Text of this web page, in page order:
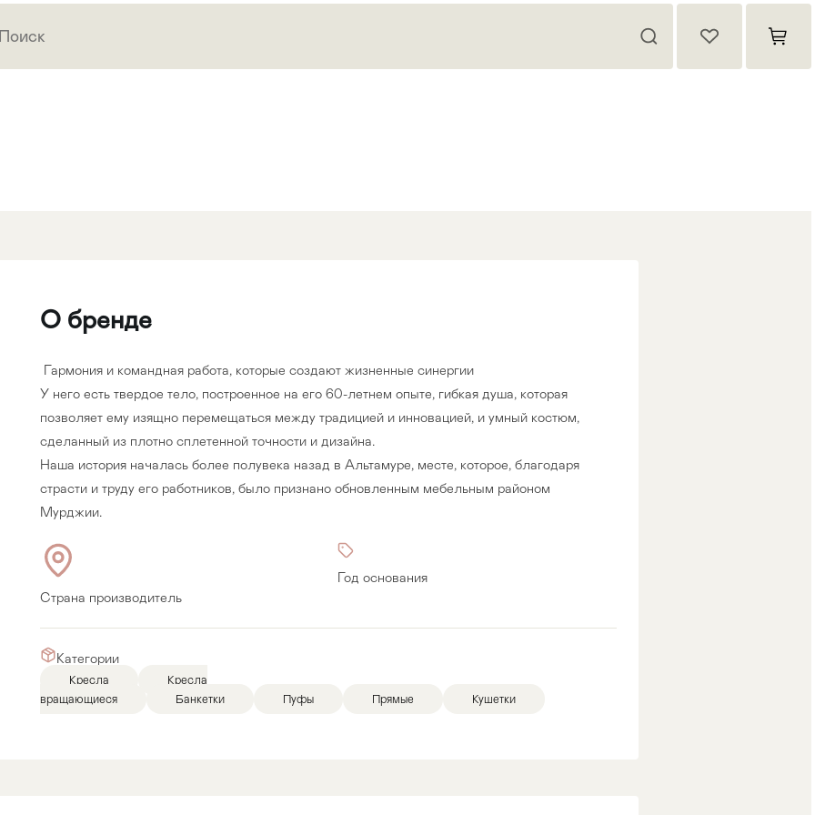
Прихожая
О бренде
Гармония и командная работа, которые создают жизненные синергии
У него есть твердое тело, построенное на его 60-летнем опыте, гибкая душа, которая
позволяет ему изящно перемещаться между традицией и инновацией, и умный костюм,
сделанный из плотно сплетенной точности и дизайна.
Наша история началась более полувека назад в Альтамуре, месте, которое, благодаря
страсти и труду его работников, было признано обновленным мебельным районом
Мурджии.
Страна производитель
Год основания
Категории
Кресла
Кресла
вращающиеся
Банкетки Пуфы Прямые Кушетки